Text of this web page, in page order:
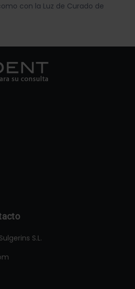
con la Luz de Curado de
S.L.